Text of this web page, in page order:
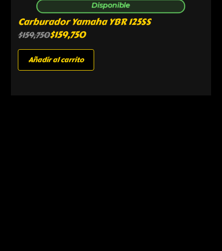
Disponible
Carburador Yamaha YBR 125SS
$159,750$159,750
Añadir al carrito